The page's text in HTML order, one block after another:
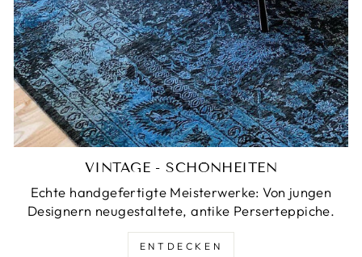
VINTAGE - SCHÖNHEITEN
Echte handgefertigte Meisterwerke: Von jungen
Designern neugestaltete, antike Perserteppiche.
ENTDECKEN